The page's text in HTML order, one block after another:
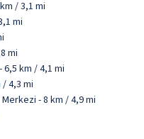
/ 3,1 mi
mi
mi
6,5 km / 4,1 mi
4,3 mi
- 8 km / 4,9 mi